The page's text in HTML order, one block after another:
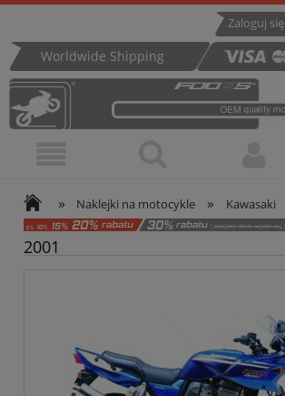
Zaloguj się
Worldwide Shipping
» Naklejki na motocykle » Kawasaki
2001